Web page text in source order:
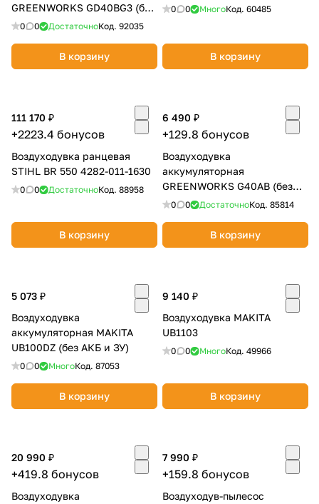
GREENWORKS GD40BG3 (без
АКБ и ЗУ) 2408207
0 0 ДостаточноКод. 92035
В корзину
0 0 МногоКод. 60485
В корзину
111 170 ₽
+2223.4 бонусов
Воздуходувка ранцевая
STIHL BR 550 4282-011-1630
0 0 ДостаточноКод. 88958
В корзину
6 490 ₽
+129.8 бонусов
Воздуходувка
аккумуляторная
GREENWORKS G40AB (без
АКБ и ЗУ) 2400807
0 0 ДостаточноКод. 85814
В корзину
5 073 ₽
Воздуходувка
аккумуляторная MAKITA
UB100DZ (без АКБ и ЗУ)
0 0 МногоКод. 87053
В корзину
9 140 ₽
Воздуходувка MAKITA
UB1103
0 0 МногоКод. 49966
В корзину
20 990 ₽
+419.8 бонусов
Воздуходувка
7 990 ₽
+159.8 бонусов
Воздуходув-пылесос
недели
раз в 2 недели